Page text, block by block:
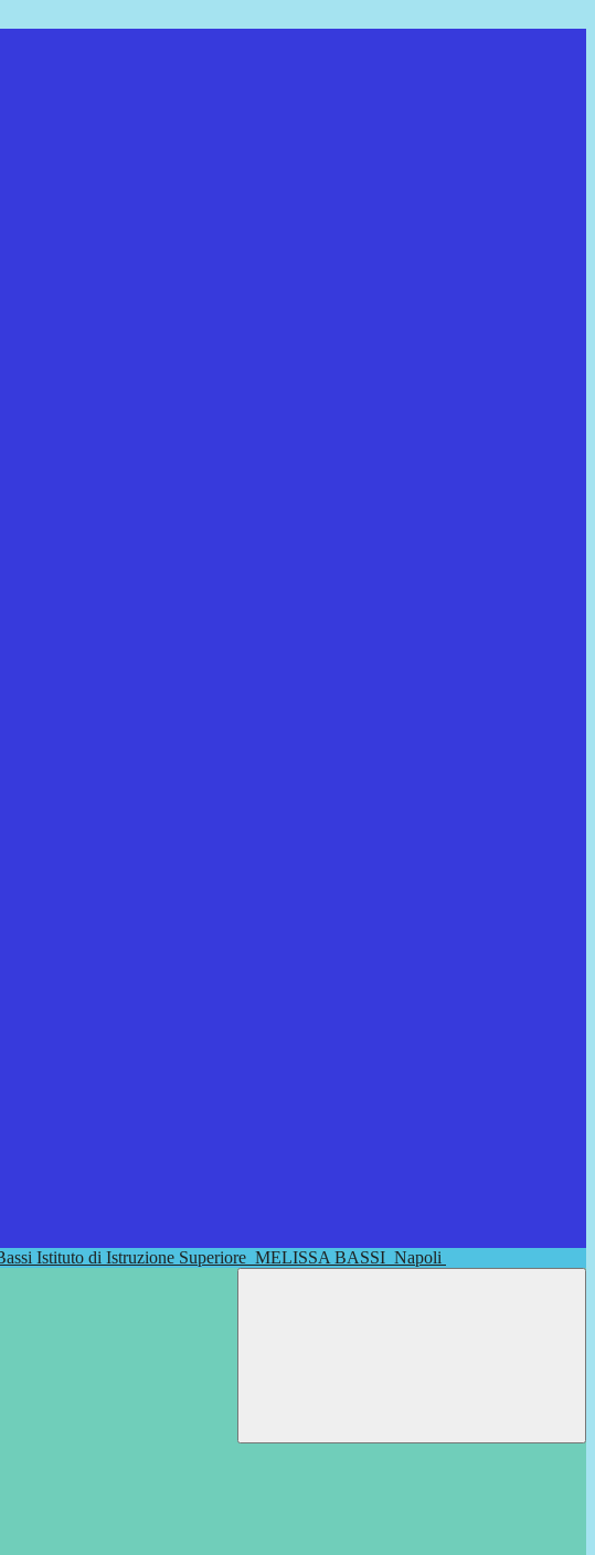
Istituto di Istruzione Superiore MELISSA BASSI Napoli